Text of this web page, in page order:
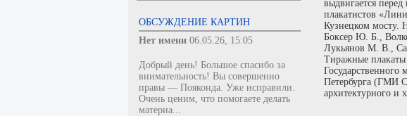
ОБСУЖДЕНИЕ КАРТИН
Нет имени 06.05.26, 15:05
Добрый день! Большое спасибо за
внимательность! Вы совершенно
правы — Пояконда. Уже исправили.
Очень ценим, что помогаете делать
материа...
выдвигается
плакатистов
Кузнецком мосту.
Боксер Ю. Б.,
Лукьянов М. В.,
Тиражные плакаты
Петербурга (ГМИ
архитектурного и